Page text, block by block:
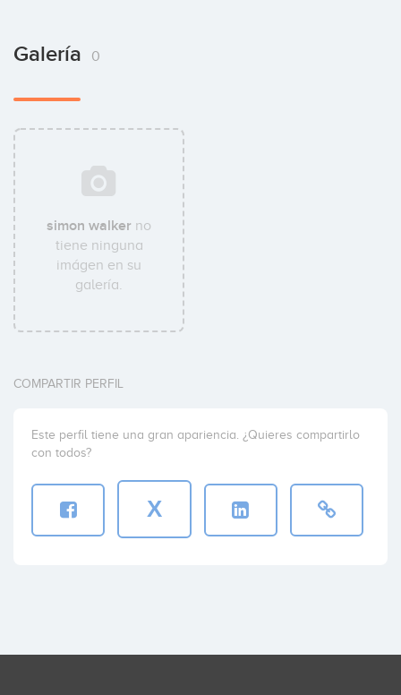
Galería 0
simon walker no
tiene ninguna
imágen en su
galería.
COMPARTIR PERFIL
Este perfil tiene una gran apariencia. ¿Quieres compartirlo
con todos?
X